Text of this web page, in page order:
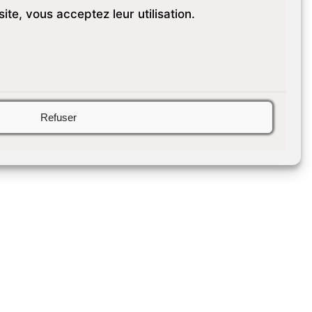
vous acceptez leur utilisation.
Refuser
plusieurs fois,
autres...